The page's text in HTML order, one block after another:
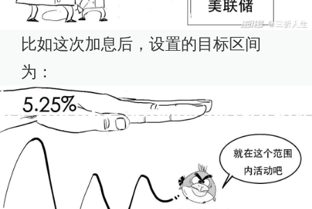
比如这次加息后，设置的目标区间
为：